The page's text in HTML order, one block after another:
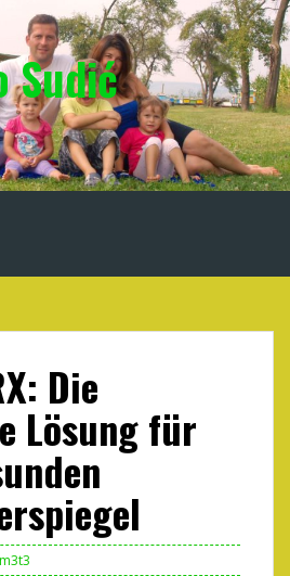
Sudić
Die
Lösung für